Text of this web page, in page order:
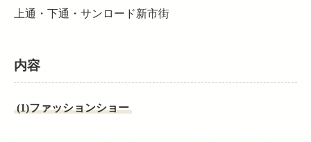
上通・下通・サンロード新市街
内容
(1)ファッションショー